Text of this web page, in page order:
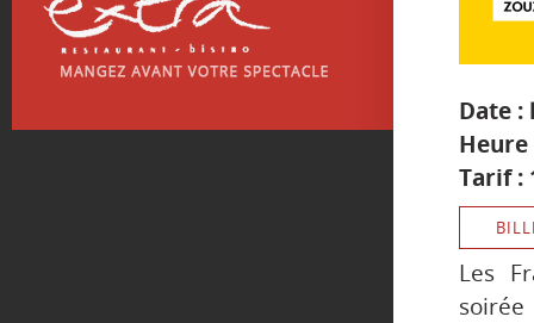
Date :
Heure
Tarif :
Les